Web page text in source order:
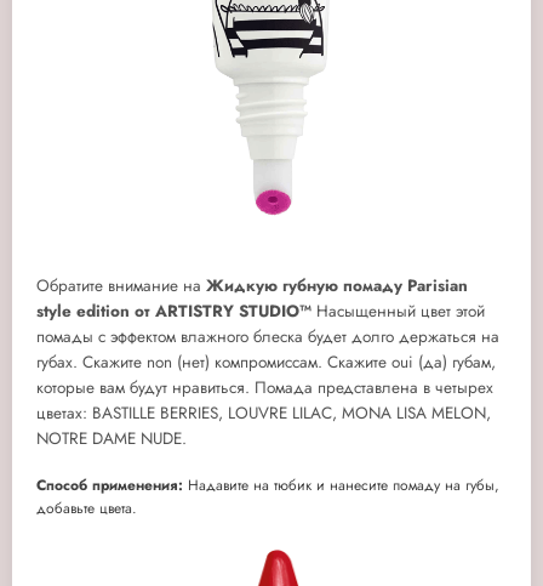
Обратите внимание на Жидкую губную помаду Parisian
style edition от ARTISTRY STUDIO™ Насыщенный цвет этой
помады с эффектом влажного блеска будет долго держаться на
губах. Скажите non (нет) компромиссам. Скажите oui (да) губам,
которые вам будут нравиться. Помада представлена в четырех
цветах: BASTILLE BERRIES, LOUVRE LILAC, MONA LISA MELON,
NOTRE DAME NUDE.
Способ применения: Надавите на тюбик и нанесите помаду на губы,
добавьте цвета.